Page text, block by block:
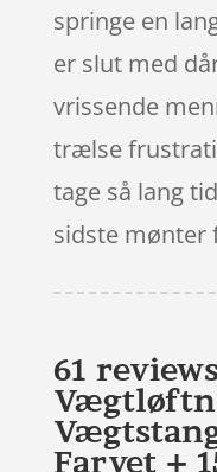
springe en
er slut med
vrissende
trælse
tage så lang
sidste mønter
61
Farvet +